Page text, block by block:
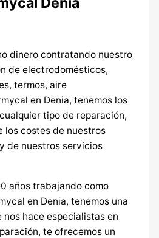
dinero contratando nuestro
de electrodomésticos,
termos, aire
en Denia, tenemos los
tipo de reparación,
los costes de nuestros
de nuestros servicios
años trabajando como
en Denia, tenemos una
nos hace especialistas en
te ofrecemos un